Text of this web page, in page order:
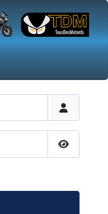
Afficher